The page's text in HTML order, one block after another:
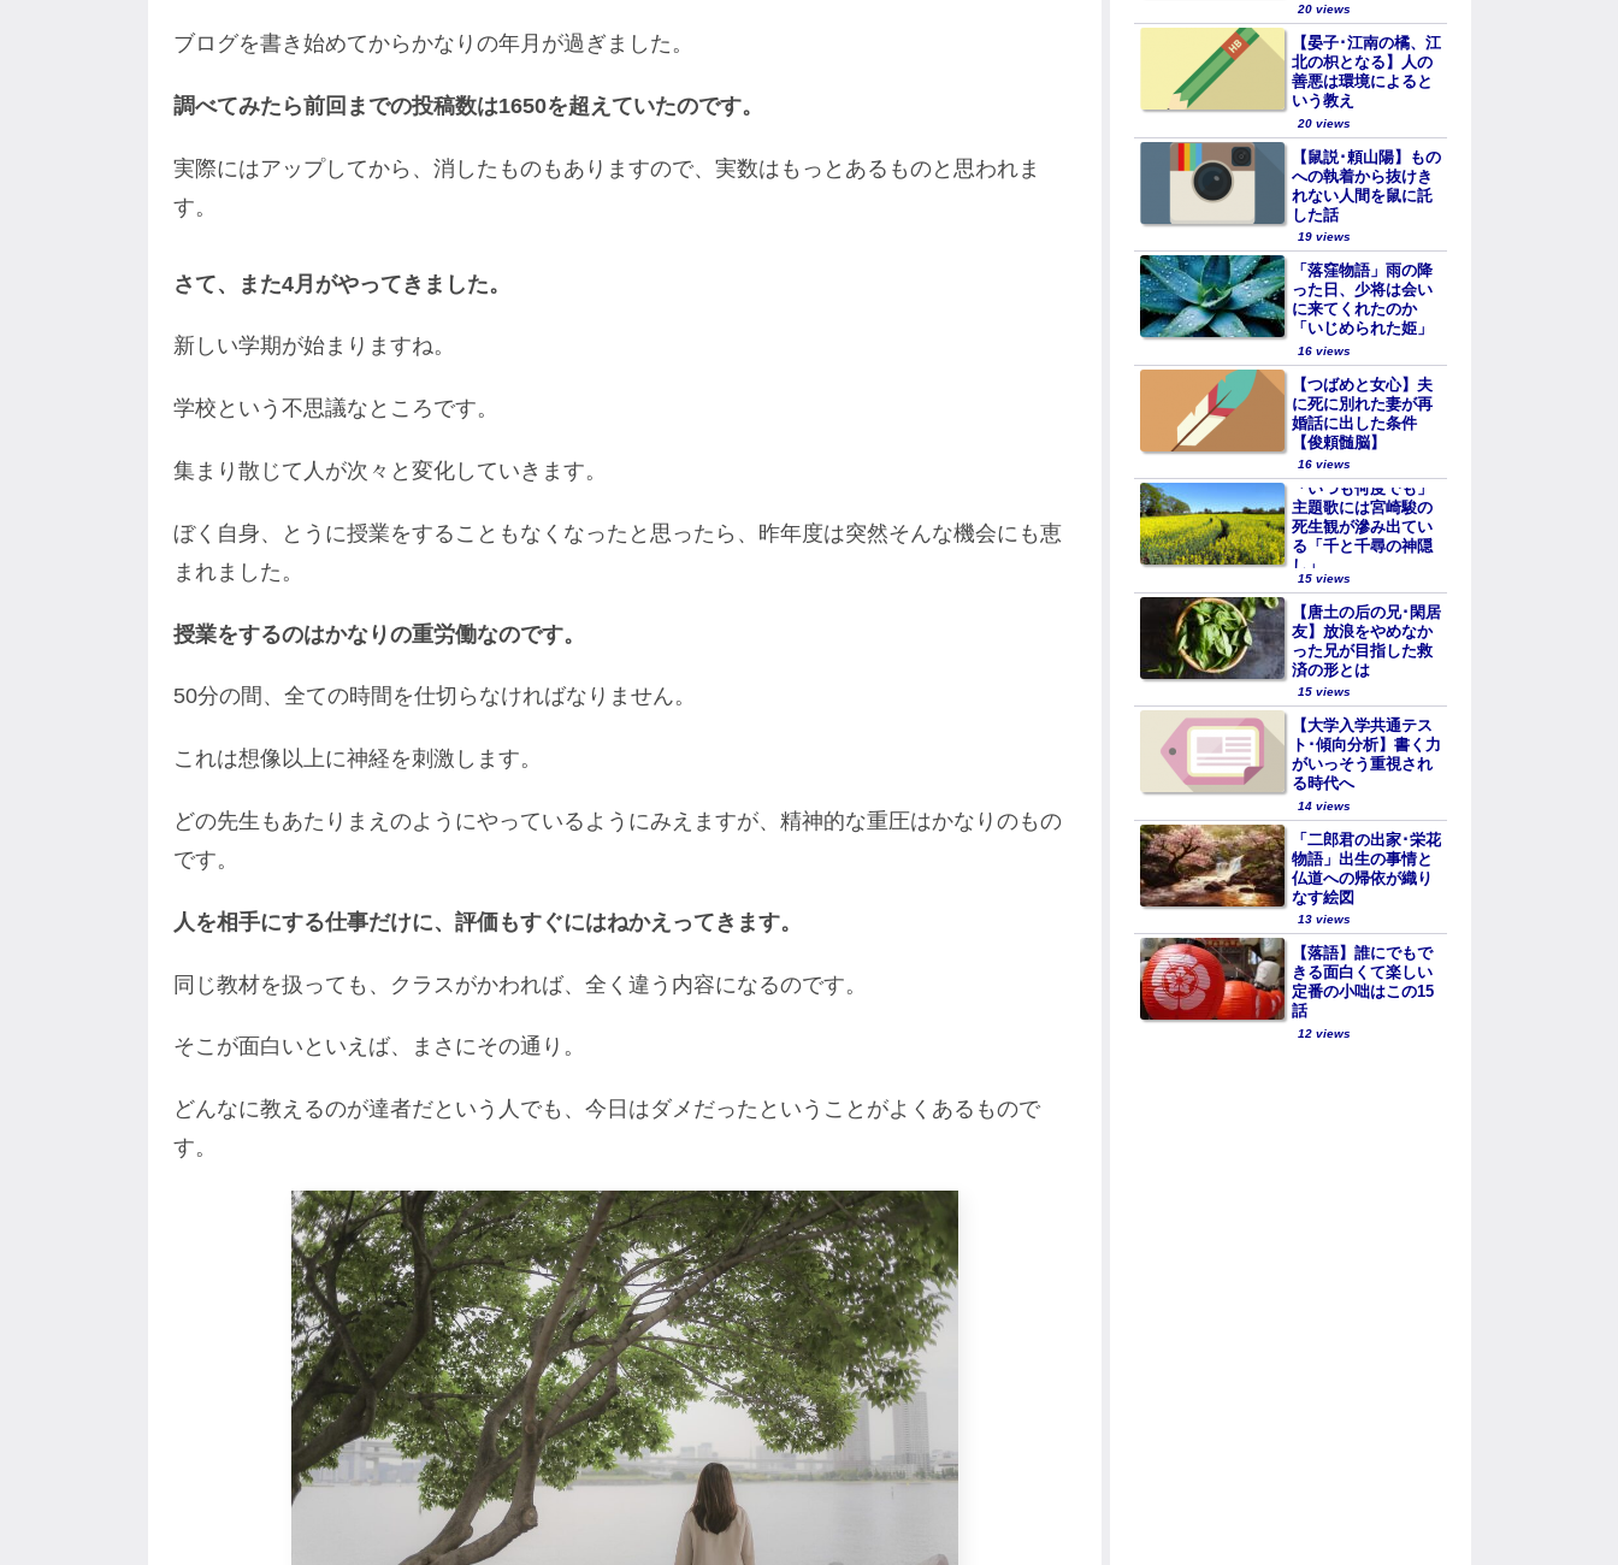
ブログを書き始めてからかなりの年月が過ぎました。
調べてみたら前回までの投稿数は1650を超えていたのです。
実際にはアップしてから、消したものもありますので、実数はもっとあるものと思われま
す。
さて、また4月がやってきました。
新しい学期が始まりますね。
学校という不思議なところです。
集まり散じて人が次々と変化していきます。
ぼく自身、とうに授業をすることもなくなったと思ったら、昨年度は突然そんな機会にも恵
まれました。
授業をするのはかなりの重労働なのです。
50分の間、全ての時間を仕切らなければなりません。
これは想像以上に神経を刺激します。
どの先生もあたりまえのようにやっているようにみえますが、精神的な重圧はかなりのもの
です。
人を相手にする仕事だけに、評価もすぐにはねかえってきます。
同じ教材を扱っても、クラスがかわれば、全く違う内容になるのです。
そこが面白いといえば、まさにその通り。
どんなに教えるのが達者だという人でも、今日はダメだったということがよくあるもので
す。
20 views
【晏子･江南の橘、江
北の枳となる】人の
善悪は環境によると
いう教え
20 views
【鼠説･頼山陽】もの
への執着から抜けき
れない人間を鼠に託
した話
19 views
「落窪物語」雨の降
った日、少将は会い
に来てくれたのか
「いじめられた姫」
16 views
【つばめと女心】夫
に死に別れた妻が再
婚話に出した条件
【俊頼髄脳】
16 views
「いつも何度でも」
主題歌には宮崎駿の
死生観が滲み出てい
る「千と千尋の神隠
し」
15 views
【唐土の后の兄･閑居
友】放浪をやめなか
った兄が目指した救
済の形とは
15 views
【大学入学共通テス
ト･傾向分析】書く力
がいっそう重視され
る時代へ
14 views
「二郎君の出家･栄花
物語」出生の事情と
仏道への帰依が織り
なす絵図
13 views
【落語】誰にでもで
きる面白くて楽しい
定番の小咄はこの15
話
12 views